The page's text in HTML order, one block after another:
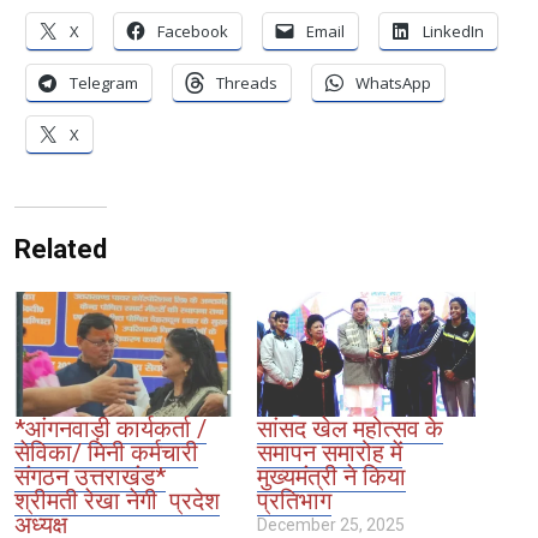
X Facebook Email LinkedIn
Telegram Threads WhatsApp
X
Related
*आंगनवाड़ी कार्यकर्ता /
सेविका/ मिनी कर्मचारी
संगठन उत्तराखंड*
श्रीमती रेखा नेगी प्रदेश
अध्यक्ष
सांसद खेल महोत्सव के
समापन समारोह में
मुख्यमंत्री ने किया
प्रतिभाग
December 25, 2025